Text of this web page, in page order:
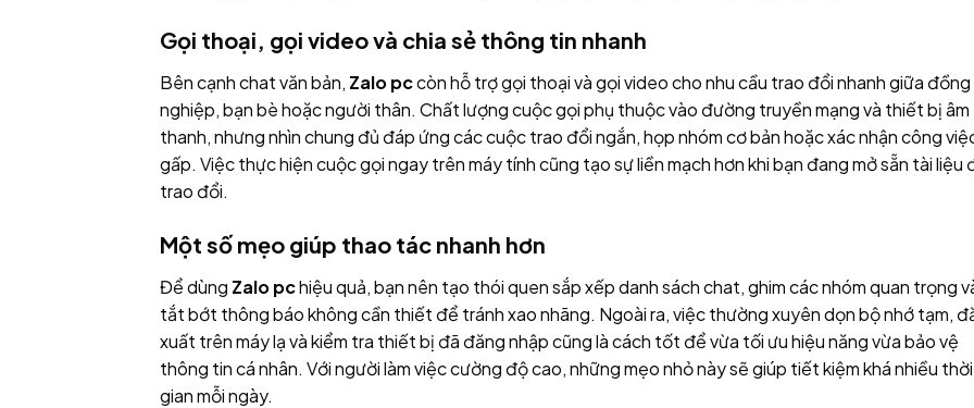
Gọi thoại, gọi video và chia sẻ thông tin nhanh
Bên cạnh chat văn bản, Zalo pccòn hỗ trợ gọi thoại và gọi video cho nhu cầu trao đổi nhanh giữa đồng
nghiệp, bạn bè hoặc người thân. Chất lượng cuộc gọi phụ thuộc vào đường truyền mạng và thiết bị âm
thanh, nhưng nhìn chung đủ đáp ứng các cuộc trao đổi ngắn, họp nhóm cơ bản hoặc xác nhận công
gấp. Việc thực hiện cuộc gọi ngay trên máy tính cũng tạo sự liền mạch hơn khi bạn đang mở sẵn tài liệu
trao đổi.
Một số mẹo giúp thao tác nhanh hơn
Để dùng Zalo pchiệu quả, bạn nên tạo thói quen sắp xếp danh sách chat, ghim các nhóm quan trọng
tắt bớt thông báo không cần thiết để tránh xao nhãng. Ngoài ra, việc thường xuyên dọn bộ nhớ tạm,
xuất trên máy lạ và kiểm tra thiết bị đã đăng nhập cũng là cách tốt để vừa tối ưu hiệu năng vừa bảo vệ
thông tin cá nhân. Với người làm việc cường độ cao, những mẹo nhỏ này sẽ giúp tiết kiệm khá nhiều thời
gian mỗi ngày.